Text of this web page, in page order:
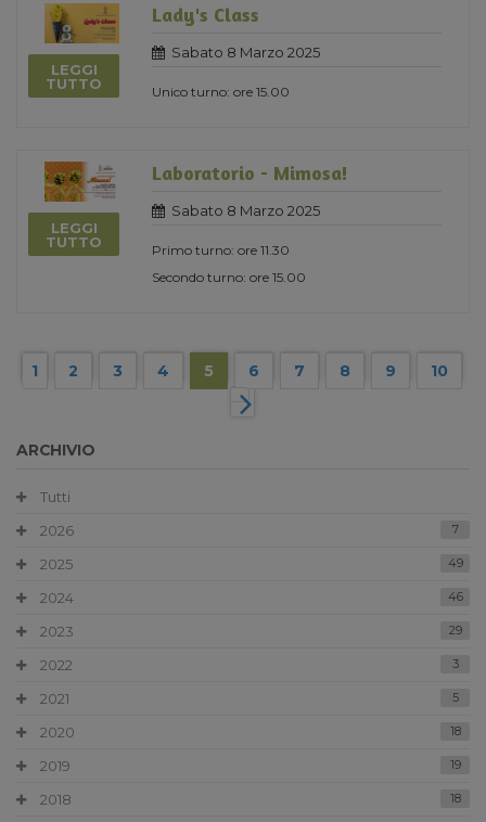
LEGGI
TUTTO
Lady's Class
Sabato 8 Marzo 2025
Unico turno: ore 15.00
LEGGI
TUTTO
Laboratorio - Mimosa!
Sabato 8 Marzo 2025
Primo turno: ore 11.30
Secondo turno: ore 15.00
1 2 3 4 5 6 7 8 9 10
ARCHIVIO
Tutti
2026
7
2025 49
2024 46
2023 29
2022 3
2021 5
2020 18
2019 19
2018 18